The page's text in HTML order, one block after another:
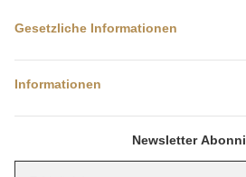
Gesetzliche Informationen
Informationen
Newsletter